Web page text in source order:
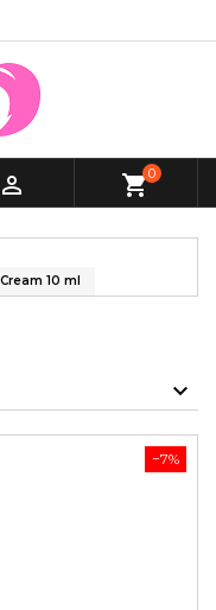
 shopping_cart0
10 ml
−7%